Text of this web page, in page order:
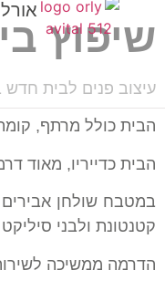
שיפוץ
עיצוב פנים לבית חדש
הבית כולל מרתף,
הבית כדייריו, מאוד
במטבח שולחן אבירים
קטנטונת ולבני
הדרמה ממשיכה